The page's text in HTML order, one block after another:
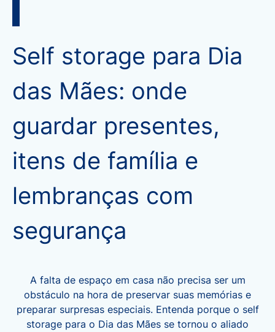
Self storage para Dia
das Mães: onde
guardar presentes,
itens de família e
lembranças com
segurança
A falta de espaço em casa não precisa ser um
obstáculo na hora de preservar suas memórias e
preparar surpresas especiais. Entenda porque o self
storage para o Dia das Mães se tornou o aliado